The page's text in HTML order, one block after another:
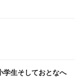
学生そしておとなへ